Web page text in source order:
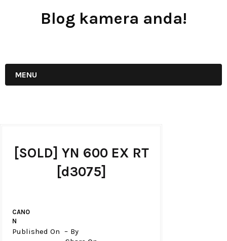
Blog kamera anda!
MENU
[SOLD] YN 600 EX RT
[d3075]
CANO
N
Published On By